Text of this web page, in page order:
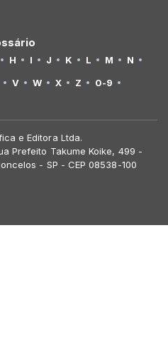
H I J K L M
N
V W X Z 0-9
e Editora Ltda.
Prefeito Takume Koike, 499 -
- SP - CEP 08538-100